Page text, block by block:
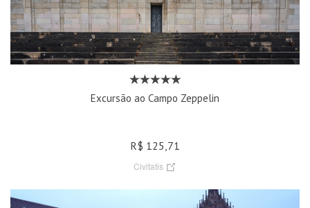
Excursão ao Campo Zeppelin
R$ 125,71
Civitatis